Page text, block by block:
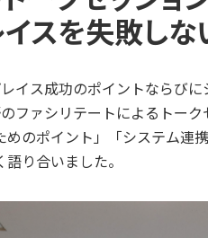
スを失敗し
イス成功のポイントならび
ファシリテートによるトー
のポイント」「システム連
り合いました。